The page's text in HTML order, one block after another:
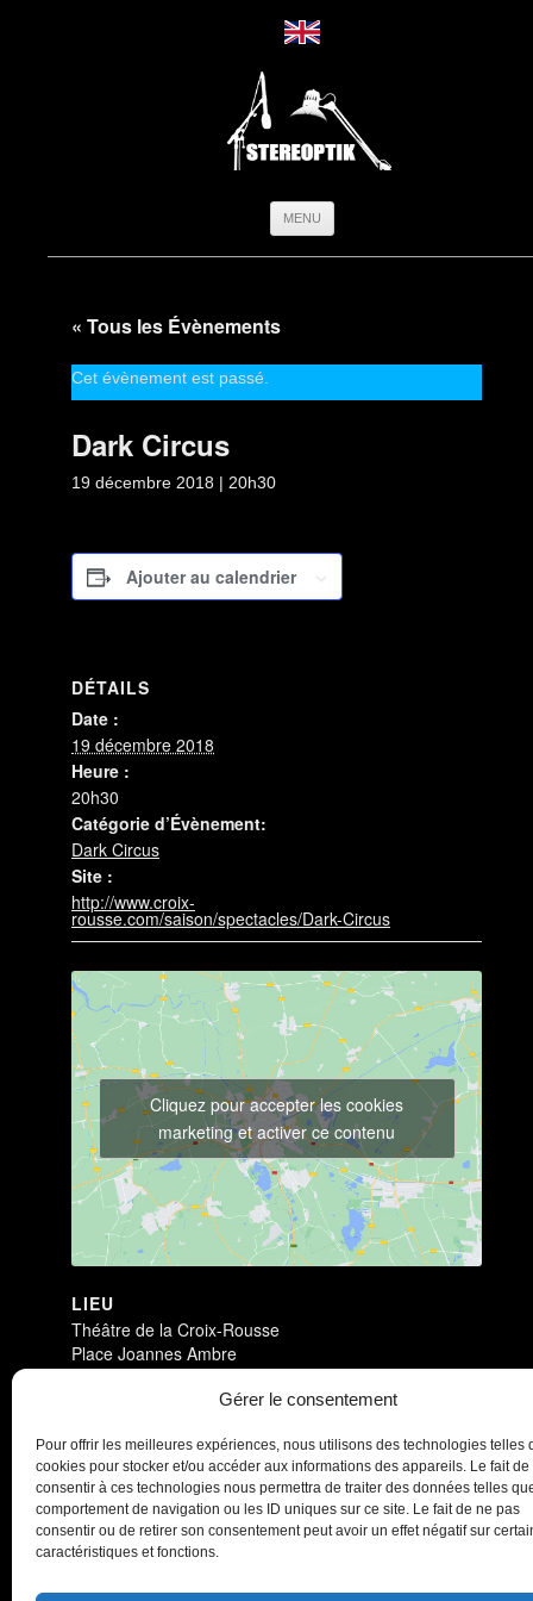
Gérer le consentement
Pour offrir les meilleures expériences, nous utilisons des technologies telles
cookies pour stocker et/ou accéder aux informations des appareils. Le fait de
consentir à ces technologies nous permettra de traiter des données telles
comportement de navigation ou les ID uniques sur ce site. Le fait de ne pas
consentir ou de retirer son consentement peut avoir un effet négatif sur
caractéristiques et fonctions.
MENU
« Tous les Évènements
Cet évènement est passé.
Dark Circus
19 décembre 2018 | 20h30
Ajouter au calendrier
DÉTAILS
Date :
19 décembre 2018
Heure :
20h30
Catégorie d’Évènement:
Dark Circus
Site :
http://www.croix-
rousse.com/saison/spectacles/Dark-Circus
LIEU
Théâtre de la Croix-Rousse
Place Joannes Ambre
Cliquez pour accepter les cookies
marketing et activer ce contenu
Dark Circus Dark Circus